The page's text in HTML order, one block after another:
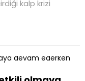
kalp krizi